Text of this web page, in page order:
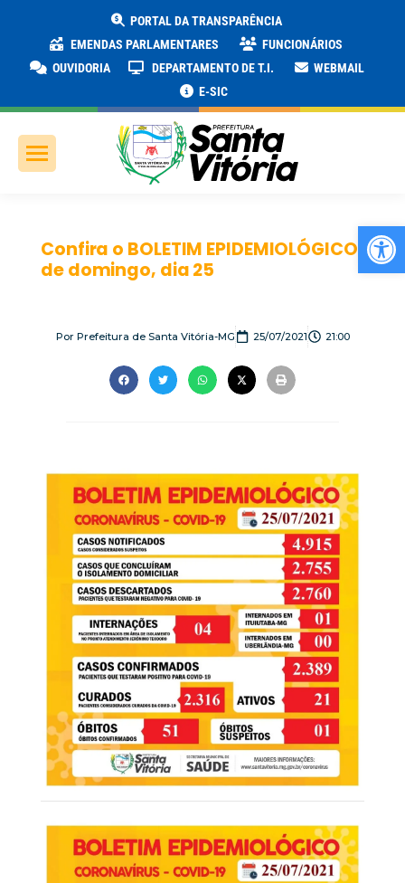
PORTAL DA TRANSPARÊNCIA
EMENDAS PARLAMENTARES
FUNCIONÁRIOS
OUVIDORIA
DEPARTAMENTO DE T.I.
WEBMAIL
E-SIC
Confira o BOLETIM EPIDEMIOLÓGICO
de domingo, dia 25
PorPrefeitura de Santa Vitória-MG 25/07/2021 21:00